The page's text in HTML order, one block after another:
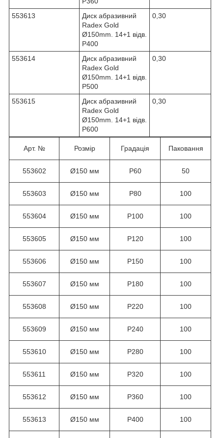
553613
Диск абразивний
Radex Gold
Ø150mm. 14+1 відв.
Р400
0,30
553614
Диск абразивний
Radex Gold
Ø150mm. 14+1 відв.
Р500
0,30
553615
Диск абразивний
Radex Gold
Ø150mm. 14+1 відв.
Р600
0,30
Арт. № Розмір Градація Паковання
553602 Ø150 мм Р60 50
553603 Ø150 мм Р80 100
553604 Ø150 мм Р100 100
553605 Ø150 мм Р120 100
553606 Ø150 мм Р150 100
553607 Ø150 мм Р180 100
553608 Ø150 мм Р220 100
553609 Ø150 мм Р240 100
553610 Ø150 мм Р280 100
553611 Ø150 мм Р320 100
553612 Ø150 мм Р360 100
553613 Ø150 мм Р400 100